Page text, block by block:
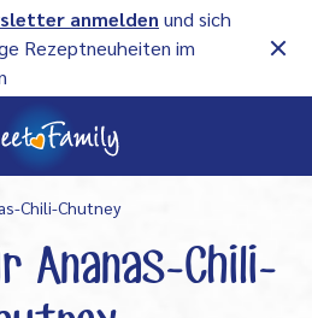
anmelden und sich
Rezeptneuheiten im
Chili-Chutney
Ananas-Chili-